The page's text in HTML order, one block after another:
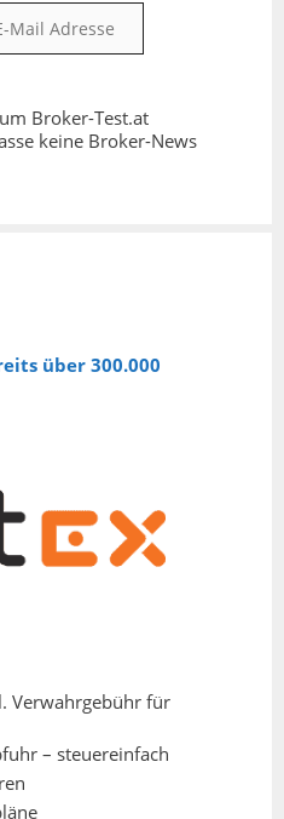
Broker-Test.at
keine Broker-News
über 300.000
Verwahrgebühr für
– steuereinfach